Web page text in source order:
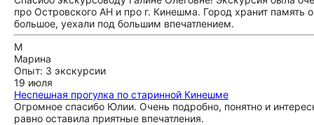
про Островского АН и про г. Кинешма. Город хранит память
большое, уехали под большим впечатлением.
М
Марина
Опыт: 3 экскурсии
19 июля
Неспешная прогулка по старинной Кинешме
Огромное спасибо Юлии. Очень подробно, понятно и
равно оставила приятные впечатления.